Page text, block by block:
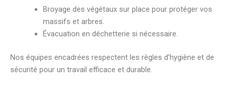
Broyage des végétaux sur place pour protéger vos
massifs et arbres.
Évacuation en déchetterie si nécessaire.
Nos équipes encadrées respectent les règles d’hygiène et de
sécurité pour un travail efficace et durable.